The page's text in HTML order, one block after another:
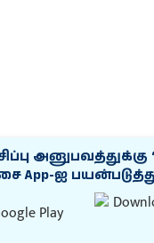
அனுபவத்துக்கு
App-ஐ